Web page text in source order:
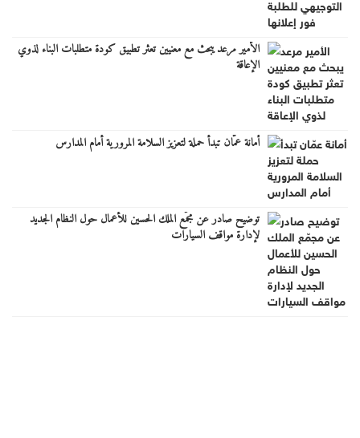
الأمير مرعد يبحث مع معنيين تعثر تطبيق كودة متطلبات البناء لذوي
الإعاقة
أمانة عمّان تبدأ حملة لتعزيز السلامة المرورية أمام المدارس
توضيح صادر عن مجمّع الملك الحسين للأعمال حول النظام الجديد
لإدارة مواقف السيارات